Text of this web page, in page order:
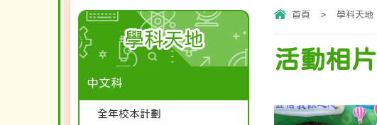
首頁 > 學科天地
活動相片
學科天地
中文科
全年校本計劃